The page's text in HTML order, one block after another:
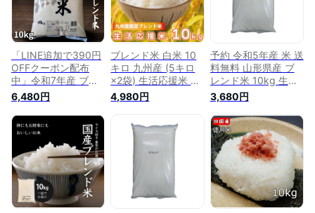
「LINE追加で390円
OFFクーポン配布
中」令和7年産 ブレ
ンド米 極味精米
10kg ( きわみせいま
い こめ お米 米 白米
全国 送料無料 （北
海道 沖縄 離島含
む） ブレンド米 安
い 生活応援米 備蓄
米 不使用 )
6,480円
ブレンド米 白米 10
キロ 九州産 (5キロ
×2袋) 生活応援米 お
米 10kg 送料無料 九
州産 ブレンド米 白
応援 家計応援 複数
原料米 おこめ
4,980円
予約 令和5年産 米 送
料無料 山形県産 ブ
レンド米 10kg 生活
応援米 国内産 10割
使用 十キロ お米 お
こめ 白米 はくまい
3,680円